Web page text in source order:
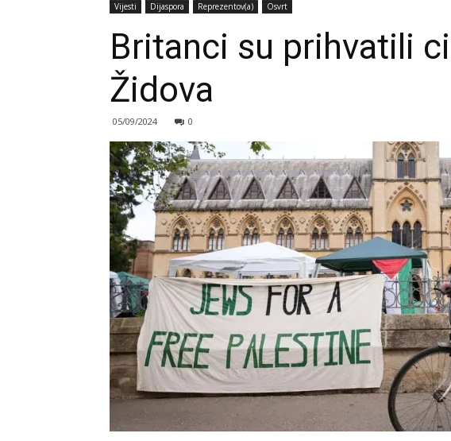
Vijesti Dijaspora Reprezentov(a) Osvrt
Britanci su prihvatili
Židova
05/09/2024 0